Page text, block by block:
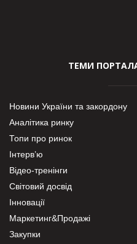
ТЕМИ ПОРТАЛА
Новини України та закордону
Аналітика ринку
Топи про ринок
Інтерв’ю
Відео-тренінги
Світовий досвід
Інновації
Маркетинг&Продажі
Закупки